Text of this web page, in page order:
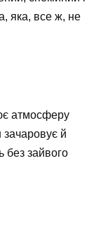
яка, все ж, не
атмосферу
зачаровує й
без зайвого